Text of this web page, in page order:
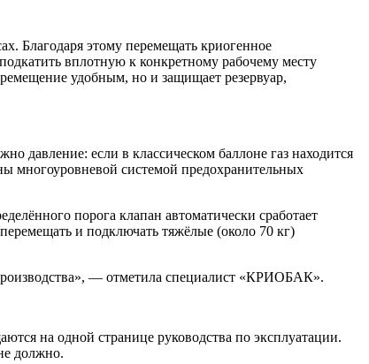
Благодаря этому перемещать криогенное
вплотную к конкретному рабочему месту
удобным, но и защищает резервуар,
давление: если в классическом баллоне газ находится
многоуровневой системой предохранительных
порога клапан автоматически сработает
и подключать тяжёлые (около 70 кг)
— отметила специалист «КРИОБАК».
на одной странице руководства по эксплуатации.
должно.